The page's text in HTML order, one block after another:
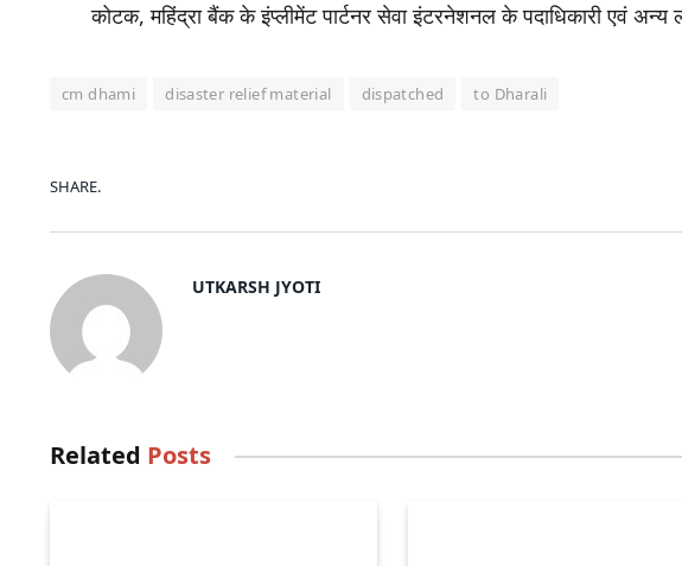
कोटक, महिंद्रा बैंक के इंप्लीमेंट पार्टनर सेवा इंटरनेशनल के पदाधिकारी एवं अन्य
cm dhami disaster relief material dispatched to Dharali
SHARE.
UTKARSH JYOTI
Related Posts